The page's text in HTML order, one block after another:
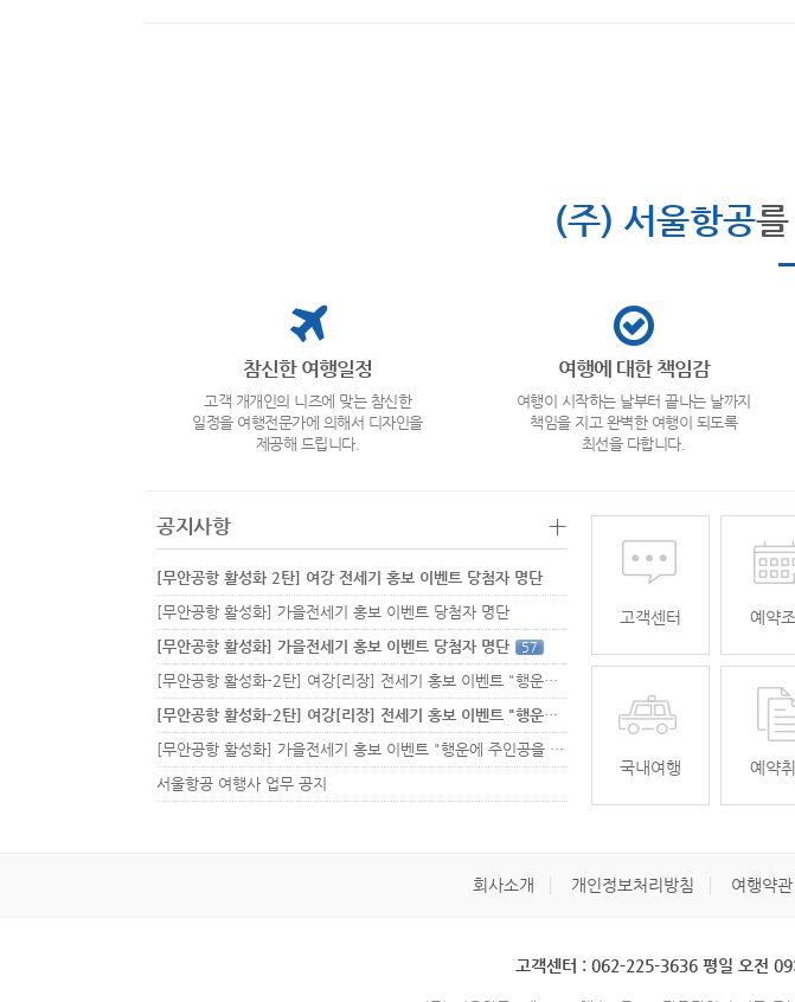
(주) 서울항공
참신한 여행일정
고객 개개인의 니즈에 맞는 참신한
일정을 여행전문가에 의해서 디자인을
제공해 드립니다.
여행에 대한 책임감
여행이 시작하는 날부터 끝나는 날까지
책임을 지고 완벽한 여행이 되도록
최선을 다합니다.
공지사항 +
[무안공항 활성화 2탄] 여강 전세기 홍보 이벤트 당첨자 명단
[무안공항 활성화] 가을전세기 홍보 이벤트 당첨자 명단
[무안공항 활성화] 가을전세기 홍보 이벤트 당첨자 명단
57
[무안공항 활성화-2탄] 여강[리장] 전세기 홍보 이벤트 "행운에 주인공…
[무안공항 활성화-2탄] 여강[리장] 전세기 홍보 이벤트 "행운에 주인공…
[무안공항 활성화] 가을전세기 홍보 이벤트 "행운에 주인공을 찾습니다."
서울항공 여행사 업무 공지
고객센터 예약
국내여행 예약
회사소개 개인정보처리방침 여행약관
고객센터 : 062-225-3636 평일 오전